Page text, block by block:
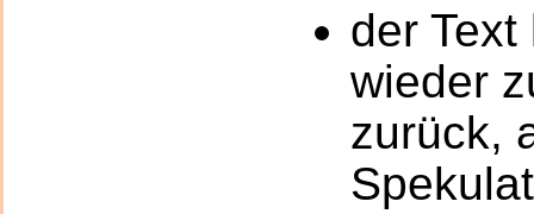
der
wieder
zurück,